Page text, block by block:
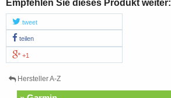
Empfehlen Sie dieses Produkt weiter:
tweet
teilen
+1
Hersteller A-Z